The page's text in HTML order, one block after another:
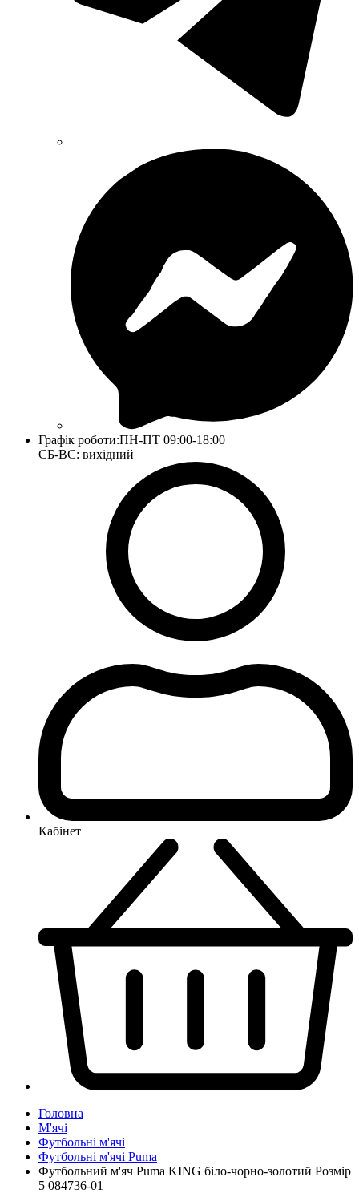
Графік роботи:ПН-ПТ 09:00-18:00
СБ-ВС: вихідний
Кабінет
Головна
М'ячі
Футбольні м'ячі
Футбольні м'ячі Puma
Футбольний м'яч Puma KING біло-чорно-золотий Розмір
5 084736-01